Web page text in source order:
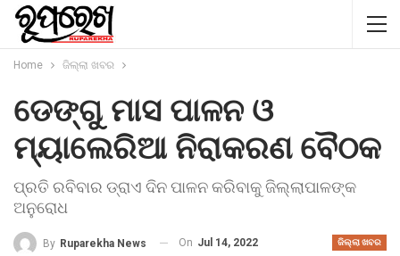
Home ଜିଲ୍ଲା ଖବର
ଡେଙ୍ଗୁ ମାସ ପାଳନ ଓ
ମ୍ୟାଲେରିଆ ନିରାକରଣ ବୈଠକ
ପ୍ରତି ରବିବାର ଡ୍ରାଏ ଦିନ ପାଳନ କରିବାକୁ ଜିଲ୍ଲାପାଳଙ୍କ
ଅନୁରୋଧ
ଜିଲ୍ଲା ଖବର
By Ruparekha News On Jul 14, 2022